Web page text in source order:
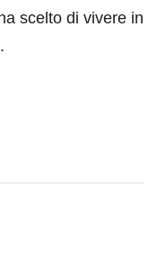
scelto di vivere in